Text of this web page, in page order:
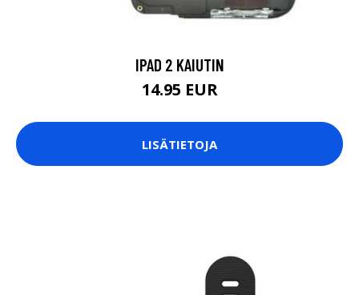
IPAD 2 KAIUTIN
14.95 EUR
LISÄTIETOJA